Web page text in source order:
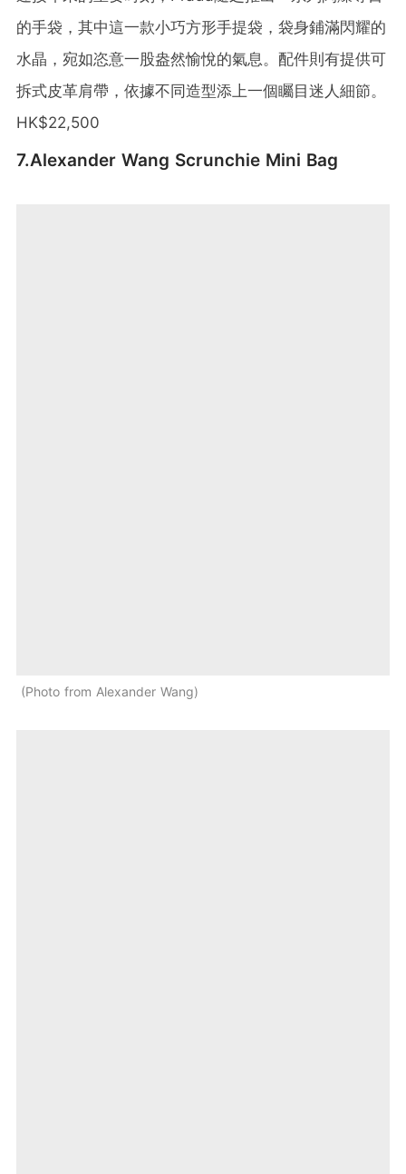
的手袋，其中這一款小巧方形手提袋，袋身鋪滿閃耀的
水晶，宛如恣意一股盎然愉悅的氣息。配件則有提供可
拆式皮革肩帶，依據不同造型添上一個矚目迷人細節。
HK$22,500
7.Alexander Wang Scrunchie Mini Bag
Photo from Alexander Wang